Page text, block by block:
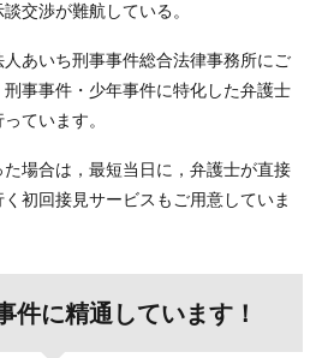
交渉が難航している。
あいち刑事事件総合法律事務所にご
事事件・少年事件に特化した弁護士
ています。
場合は，最短当日に，弁護士が直接
初回接見サービスもご用意していま
件に精通しています！